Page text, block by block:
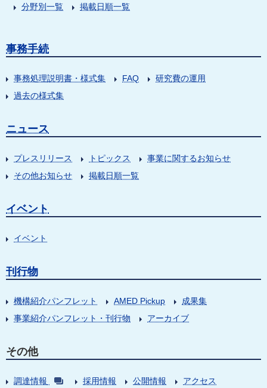
分野別一覧
掲載日順一覧
事務手続
事務処理説明書・様式集 FAQ
研究費の運用
過去の様式集
ニュース
プレスリリース トピックス
事業に関するお知らせ
その他お知らせ
掲載日順一覧
イベント
イベント
刊行物
機構紹介パンフレット AMED Pickup
成果集
事業紹介パンフレット・刊行物
アーカイブ
その他
調達情報 採用情報 公開情報 アクセス